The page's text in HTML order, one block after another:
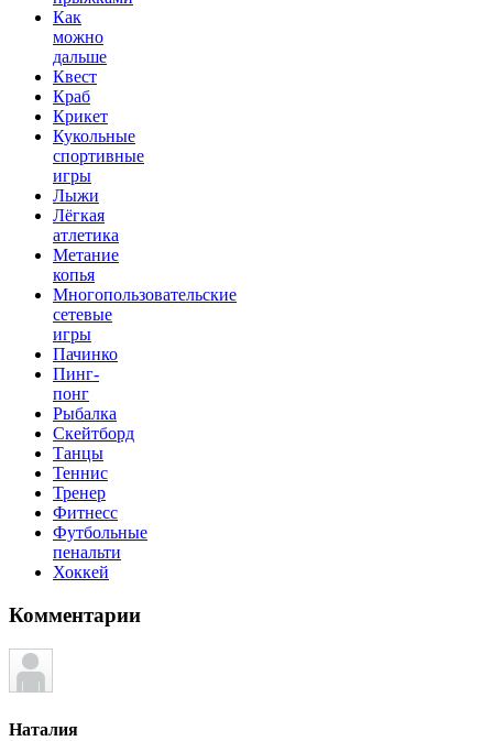
Как
можно
дальше
Квест
Краб
Крикет
Кукольные
спортивные
игры
Лыжи
Лёгкая
атлетика
Метание
копья
Многопользовательские
сетевые
игры
Пачинко
Пинг-
понг
Рыбалка
Скейтборд
Танцы
Теннис
Тренер
Фитнесс
Футбольные
пенальти
Хоккей
Комментарии
Наталия